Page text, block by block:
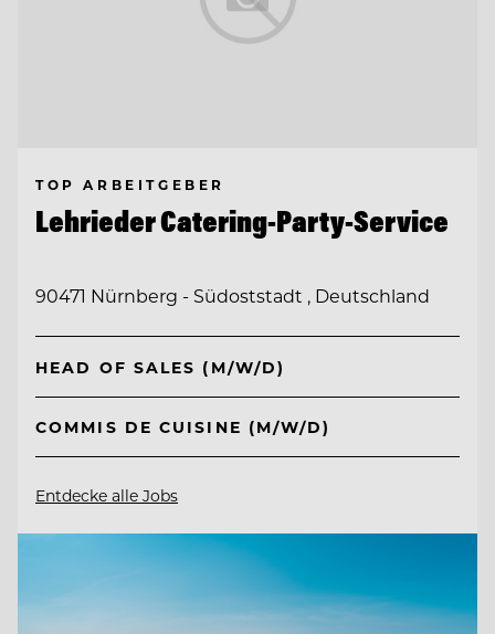
TOP ARBEITGEBER
Lehrieder Catering-Party-Service
90471 Nürnberg - Südoststadt , Deutschland
HEAD OF SALES (M/W/D)
COMMIS DE CUISINE (M/W/D)
Entdecke alle Jobs